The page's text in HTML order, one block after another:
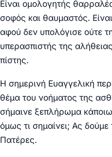
Είναι ομολογητής
σοφός και θαυμαστός.
αφού δεν υπολόγισε ούτε
υπερασπιστής της
πίστης.
Η σημερινή Ευαγγελική
θέμα του νοήματος της
σήμαινε ξεπλήρωμα
όμως τι σημαίνει; Ας δούμε
Πατέρες.